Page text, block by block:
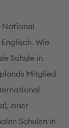
National
Wie
Schule in
Mitglied
einer
Schulen in